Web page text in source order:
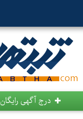
درج آگهی رایگان